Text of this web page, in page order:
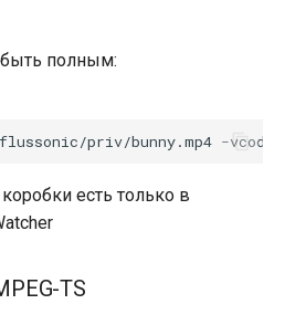
полным:
есть только в
TS